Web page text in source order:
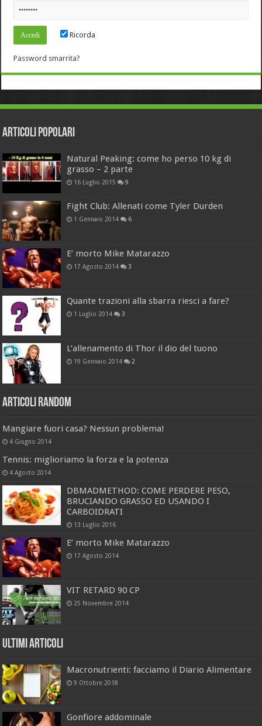
Ricorda
Password smarrita?
Articoli Popolari
Natural Peaking: come ho perso 10 kg di
grasso – 2 parte
16 Luglio 2015 9
Fight Club: Allenati come Tyler Durden
1 Gennaio 2014 6
E’ morto Mike Matarazzo
17 Agosto 2014 3
Quante trazioni alla sbarra riesci a fare?
1 Luglio 2014 3
L’allenamento di Thor il dio del tuono
19 Gennaio 2014 2
Articoli Random
Mangiare fuori casa? Nessun problema!
4 Giugno 2014
Tennis: miglioriamo la forza e la potenza
4 Agosto 2014
DBMADMETHOD: COME PERDERE PESO,
BRUCIANDO GRASSO ED USANDO I
CARBOIDRATI
13 Luglio 2016
E’ morto Mike Matarazzo
17 Agosto 2014
VIT RETARD 90 CP
25 Novembre 2014
Ultimi Articoli
Macronutrienti: facciamo il Diario Alimentare
9 Ottobre 2018
Gonfiore addominale